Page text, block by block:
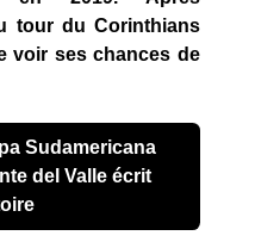
tour du Corinthians
voir ses chances de
Sudamericana
del Valle écrit